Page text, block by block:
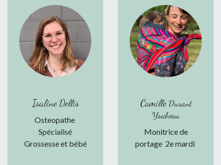
Isaline Dellis
Osteopathe
Spécialisé
Grossesse et bébé
CamilleDurant
Ysabeau
Monitrice de
portage 2e mardi